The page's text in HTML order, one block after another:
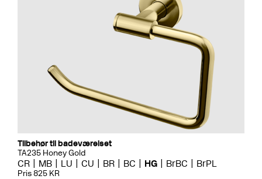
Tilbehør til badeværelset
TA235 Honey Gold
CR MB LU CU BR BC HG BrBC BrPL
Pris 825 KR